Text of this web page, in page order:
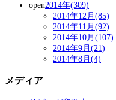
open2014年(309)
2014年12月(85)
2014年11月(92)
2014年10月(107)
2014年9月(21)
2014年8月(4)
メディア